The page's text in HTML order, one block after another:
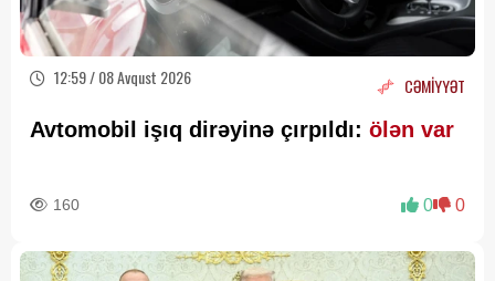
12:59 / 08 Avqust 2026 CƏMİYYƏT
Avtomobil işıq dirəyinə çırpıldı: ölən var
160 0 0